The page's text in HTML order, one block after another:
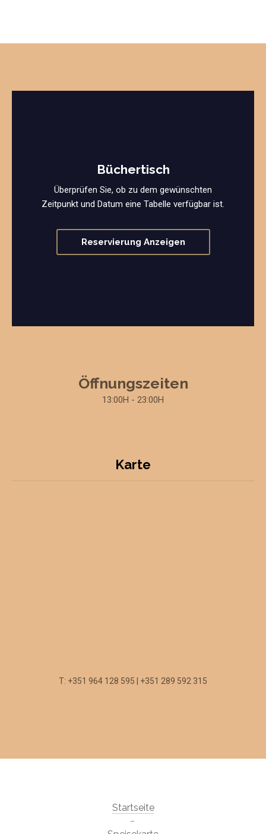
Büchertisch
Überprüfen Sie, ob zu dem gewünschten
Zeitpunkt und Datum eine Tabelle verfügbar ist.
Reservierung Anzeigen
Öffnungszeiten
13:00H - 23:00H
Karte
T: +351 964 128 595 | +351 289 592 315
Startseite